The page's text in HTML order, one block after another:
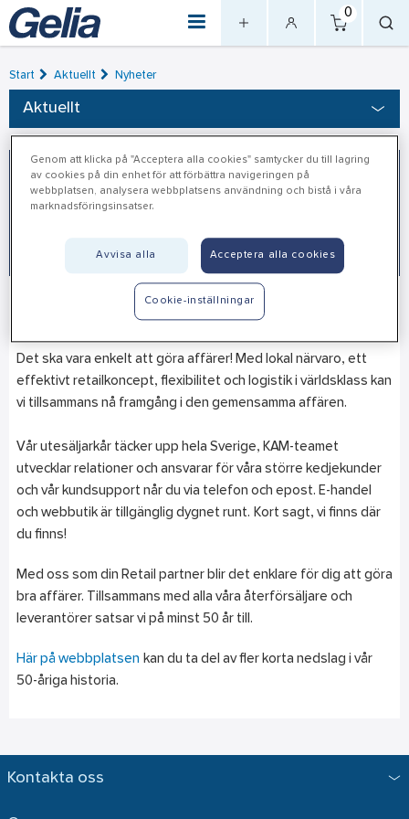
0
Start Aktuellt Nyheter
Aktuellt
Vi finns där du finns
Det ska vara enkelt att göra affärer! Med lokal närvaro, ett
effektivt retailkoncept, flexibilitet och logistik i världsklass kan
vi tillsammans nå framgång i den gemensamma affären.
Vår utesäljarkår täcker upp hela Sverige, KAM-teamet
utvecklar relationer och ansvarar för våra större kedjekunder
och vår kundsupport når du via telefon och epost. E-handel
och webbutik är tillgänglig dygnet runt. Kort sagt, vi finns där
du finns!
Med oss som din Retail partner blir det enklare för dig att göra
bra affärer. Tillsammans med alla våra återförsäljare och
leverantörer satsar vi på minst 50 år till.
Här på webbplatsen kan du ta del av fler korta nedslag i vår
50-åriga historia.
Kontakta oss
Genom att klicka på "Acceptera alla cookies" samtycker du till lagring
av cookies på din enhet för att förbättra navigeringen på
webbplatsen, analysera webbplatsens användning och bistå i våra
marknadsföringsinsatser.
Avvisa alla Acceptera alla cookies
Cookie-inställningar